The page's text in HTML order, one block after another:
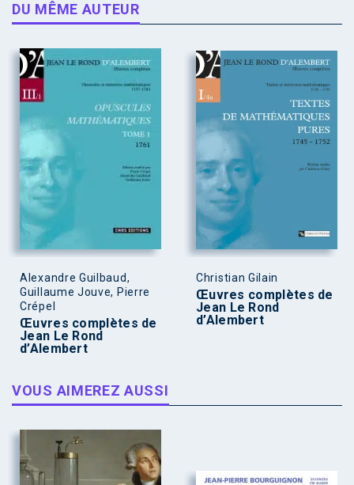
DU MÊME AUTEUR
Alexandre Guilbaud,
Guillaume Jouve, Pierre
Crépel
Œuvres complètes de
Jean Le Rond
d’Alembert
Christian Gilain
Œuvres complètes de
Jean Le Rond
d’Alembert
VOUS AIMEREZ AUSSI